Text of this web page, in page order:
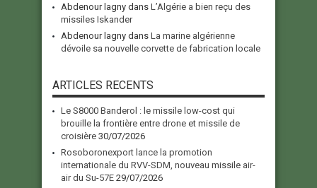
Abdenour lagny dans L’Algérie a bien reçu des
missiles Iskander
Abdenour lagny dans La marine algérienne
dévoile sa nouvelle corvette de fabrication locale
ARTICLES RECENTS
Le S8000 Banderol : le missile low-cost qui
brouille la frontière entre drone et missile de
croisière 30/07/2026
Rosoboronexport lance la promotion
internationale du RVV-SDM, nouveau missile air-
air du Su-57E 29/07/2026